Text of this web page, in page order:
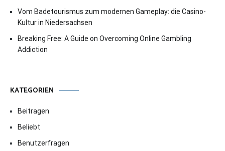
Vom Badetourismus zum modernen Gameplay: die Casino-
Kultur in Niedersachsen
Breaking Free: A Guide on Overcoming Online Gambling
Addiction
KATEGORIEN
Beitragen
Beliebt
Benutzerfragen